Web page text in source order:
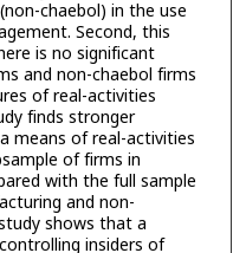
chaebol) in the use
Second, this
is no significant
and non-chaebol firms
of real-activities
finds stronger
means of real-activities
of firms in
with the full sample
and non-
shows that a
insiders of